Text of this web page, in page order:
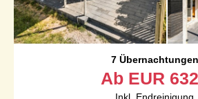
7 Übernachtungen
Ab EUR
Inkl. Endreinigung